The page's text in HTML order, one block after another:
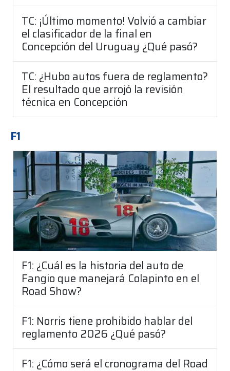
TC: ¡Último momento! Volvió a cambiar
el clasificador de la final en
Concepción del Uruguay ¿Qué pasó?
TC: ¿Hubo autos fuera de reglamento?
El resultado que arrojó la revisión
técnica en Concepción
F1
F1: ¿Cuál es la historia del auto de
Fangio que manejará Colapinto en el
Road Show?
F1: Norris tiene prohibido hablar del
reglamento 2026 ¿Qué pasó?
F1: ¿Cómo será el cronograma del Road